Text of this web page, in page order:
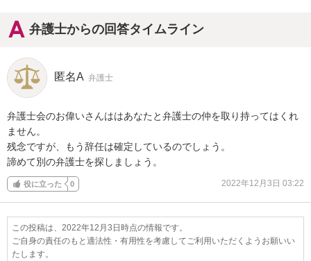
弁護士からの回答タイムライン
匿名A 弁護士
弁護士会のお偉いさんははあなたと弁護士の仲を取り持ってはくれ
ません。
残念ですが、もう辞任は確定しているのでしょう。
諦めて別の弁護士を探しましょう。
役に立った 0 2022年12月3日 03:22
この投稿は、2022年12月3日時点の情報です。
ご自身の責任のもと適法性・有用性を考慮してご利用いただくようお願いい
たします。